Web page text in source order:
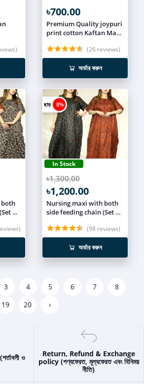
৳700.00
Premium Quality joypuri
print cotton Kaftan Maxi
(26 reviews)
অর্ডার করুন
of
ছাড় 8%
In Stock
৳1,300.00
৳1,200.00
Nursing maxi with both
side feeding chain (Set of
(98 reviews)
অর্ডার করুন
3 4 5 6 7
8
19 20 ›
ও
Return, Refund & Exchange
policy (পণ্যফেরত, মূল্যফেরত এবং বিনিময়
নীতি)